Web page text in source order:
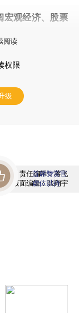
宏观经济、股票
阅读
权限
级
责任编辑：蒋飞
版面编辑：张翔宇
首席赞赏官
虚位以待